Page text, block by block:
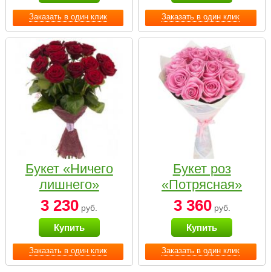
Заказать в один клик Заказать в один клик
Заказать в один клик
Букет «Ничего
лишнего»
3 230 руб.
Купить
Заказать в один клик
Букет роз
«Потрясная»
3 360руб.
Купить